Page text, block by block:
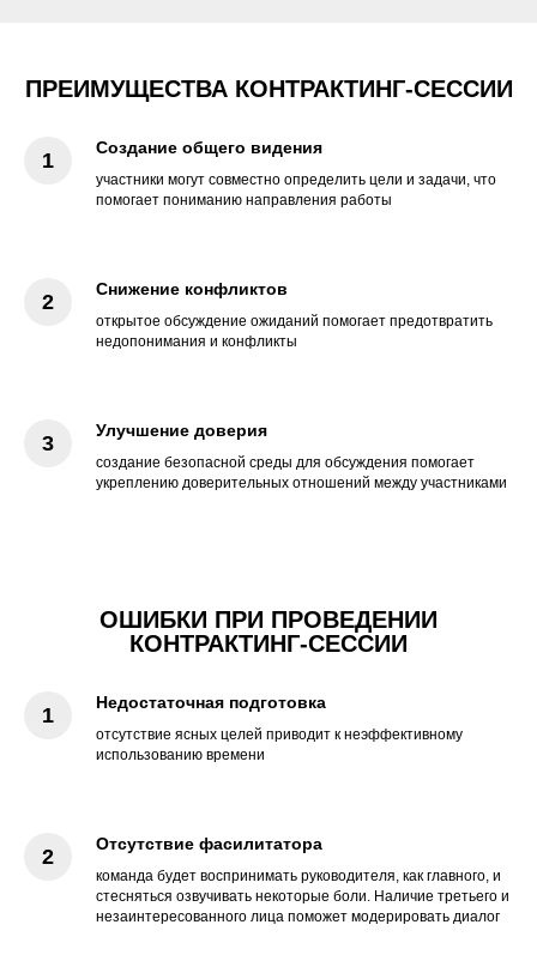
ПРЕИМУЩЕСТВА КОНТРАКТИНГ-СЕССИИ
Создание общего видения
участники могут совместно определить цели и задачи, что
помогает пониманию направления работы
Снижение конфликтов
открытое обсуждение ожиданий помогает предотвратить
недопонимания и конфликты
Улучшение доверия
создание безопасной среды для обсуждения помогает
укреплению доверительных отношений между участниками
ОШИБКИ ПРИ ПРОВЕДЕНИИ
КОНТРАКТИНГ-СЕССИИ
Недостаточная подготовка
отсутствие ясных целей приводит к неэффективному
использованию времени
Отсутствие фасилитатора
команда будет воспринимать руководителя, как главного, и
стесняться озвучивать некоторые боли. Наличие третьего и
незаинтересованного лица поможет модерировать диалог